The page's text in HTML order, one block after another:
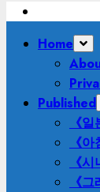
PrimaryHome
Published
《
《
《
《